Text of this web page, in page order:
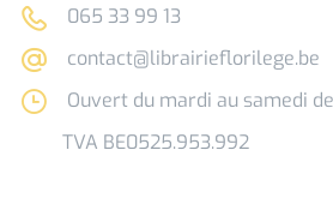
065 33 99 13
contact@librairieflorilege.be
Ouvert du mardi au samedi de
TVA BE0525.953.992